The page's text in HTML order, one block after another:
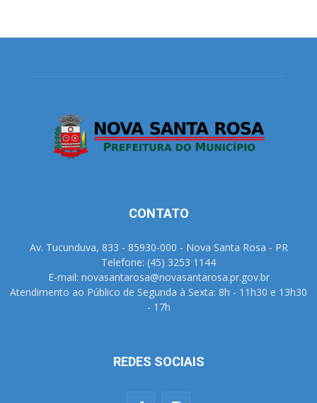
CONTATO
Av. Tucunduva, 833 - 85930-000 - Nova Santa Rosa - PR
Telefone: (45) 3253 1144
E-mail: novasantarosa@novasantarosa.pr.gov.br
Atendimento ao Público de Segunda à Sexta: 8h - 11h30 e 13h30
- 17h
REDES SOCIAIS